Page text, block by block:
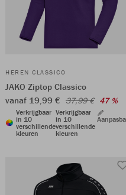
HEREN CLASSICO
JAKO Ziptop Classico
vanaf 19,99 € 37,99 € 47 %
Verkrijgbaar
in 10
verschillende
kleuren
Verkrijgbaar
in 10
verschillende
kleuren